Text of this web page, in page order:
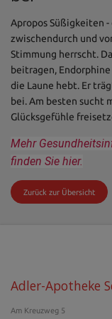
Zurück zur Übersicht
Apropos Süßigkeiten -
zwischendurch und
Stimmung herrscht.
beitragen,
die Laune hebt. Er
bei. Am besten sucht
Glücksgefühle
Mehr
finden Sie hier.
Adler-Apotheke
Am Kreuzweg 5